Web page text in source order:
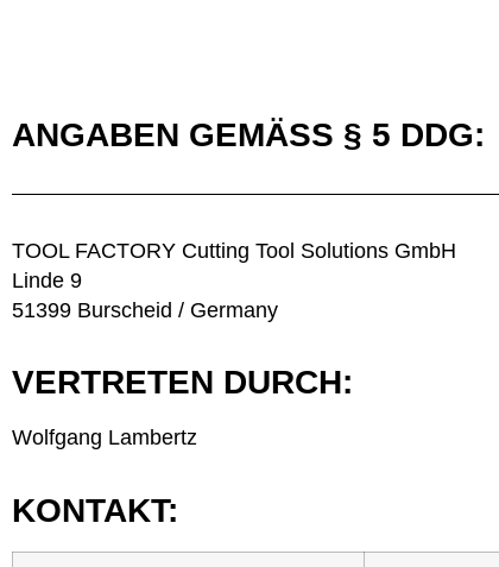
ANGABEN GEMÄSS § 5 DDG:
TOOL FACTORY Cutting Tool Solutions GmbH
Linde 9
51399 Burscheid / Germany
VERTRETEN DURCH:
Wolfgang Lambertz
KONTAKT: